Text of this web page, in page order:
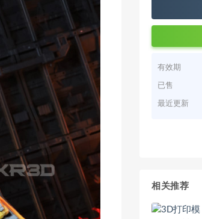
有效期
已售
最近更新
相关推荐